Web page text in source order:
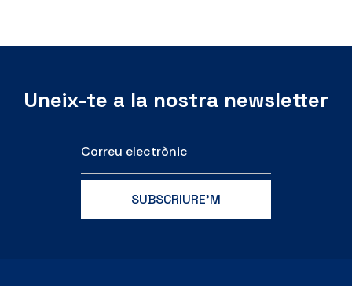
Uneix-te a la nostra newsletter